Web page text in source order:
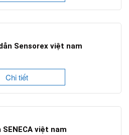
Sensorex việt nam
Chi tiết
SENECA việt nam